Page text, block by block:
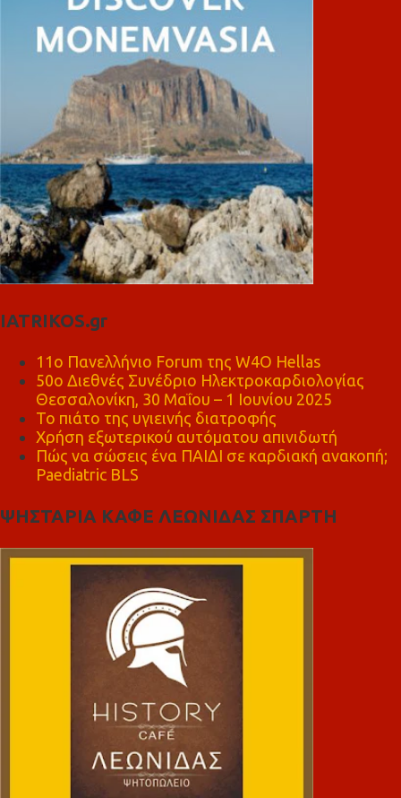
IATRIKOS.gr
11ο Πανελλήνιο Forum της W4O Hellas
50ο Διεθνές Συνέδριο Ηλεκτροκαρδιολογίας
Θεσσαλονίκη, 30 Μαΐου – 1 Ιουνίου 2025
Το πιάτο της υγιεινής διατροφής
Χρήση εξωτερικού αυτόματου απινιδωτή
Πώς να σώσεις ένα ΠΑΙΔΙ σε καρδιακή ανακοπή;
Paediatric BLS
ΨΗΣΤΑΡΙΑ ΚΑΦΕ ΛΕΩΝΙΔΑΣ ΣΠΑΡΤΗ